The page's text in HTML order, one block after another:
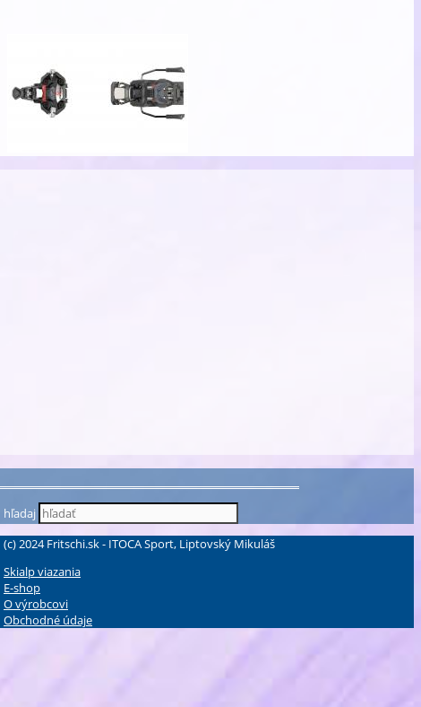
hľadaj
(c) 2024 Fritschi.sk - ITOCA Sport, Liptovský Mikuláš
Skialp viazania
E-shop
O výrobcovi
Obchodné údaje